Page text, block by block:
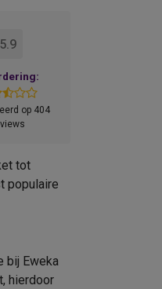
5.9
op 404
tot
populaire
bij Eweka
hierdoor